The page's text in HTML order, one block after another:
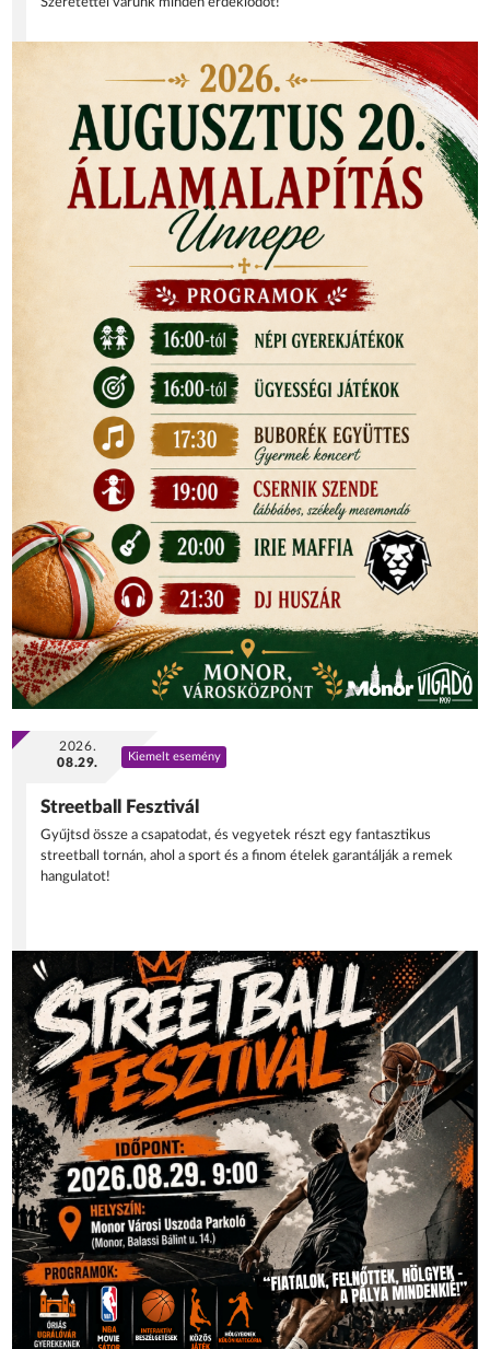
2026.
08.29.
Kiemelt esemény
Streetball Fesztivál
Gyűjtsd össze a csapatodat, és vegyetek részt egy fantasztikus
streetball tornán, ahol a sport és a finom ételek garantálják a remek
hangulatot!